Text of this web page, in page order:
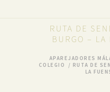
RUTA DE
BURGO – LA
APAREJADORES
COLEGIO
/ RUTA DE
LA